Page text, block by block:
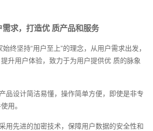
需求，打造优 质产品和服务
终坚持“用户至上”的理念，从用户需求出发，
升用户体验，致力于为用户提供优 质的脉象
品设计简洁易懂，操作简单方便，即使是非专
用。
用先进的加密技术，保障用户数据的安全性和